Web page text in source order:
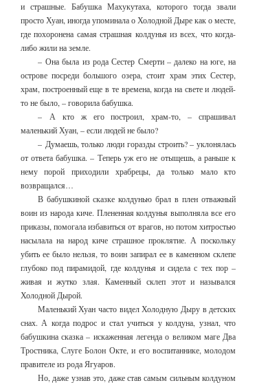
и страшные. Бабушка Махукутаха, которого тогда звали
просто Хуан, иногда упоминала о Холодной Дыре как о месте,
где похоронена самая страшная колдунья из всех, что когда-
либо жили на земле.
– Она была из рода Сестер Смерти – далеко на юге, на
острове посреди большого озера, стоит храм этих Сестер,
храм, построенный еще в те времена, когда на свете и людей-
то не было, – говорила бабушка.
– А кто ж его построил, храм-то, – спрашивал
маленький Хуан, – если людей не было?
– Думаешь, только люди горазды строить? – уклонялась
от ответа бабушка. – Теперь уж его не отыщешь, а раньше к
нему порой приходили храбрецы, да только мало кто
возвращался…
В бабушкиной сказке колдунью брал в плен отважный
воин из народа киче. Плененная колдунья выполняла все его
приказы, помогала избавиться от врагов, но потом хитростью
насылала на народ киче страшное проклятие. А поскольку
убить ее было нельзя, то воин запирал ее в каменном склепе
глубоко под пирамидой, где колдунья и сидела с тех пор –
живая и жутко злая. Каменный склеп этот и назывался
Холодной Дырой.
Маленький Хуан часто видел Холодную Дыру в детских
снах. А когда подрос и стал учиться у колдуна, узнал, что
бабушкина сказка – искаженная легенда о великом маге Два
Тростника, Слуге Болон Окте, и его воспитаннике, молодом
правителе из рода Ягуаров.
Но, даже узнав это, даже став самым сильным колдуном